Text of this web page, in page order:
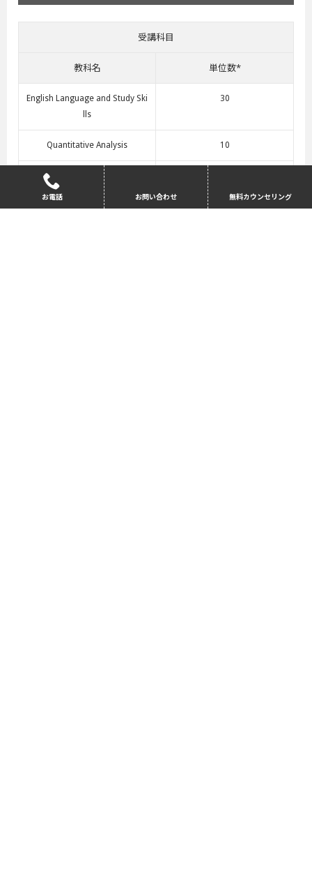
受講科目
教科名 単位数*
English Language and Study Ski
lls
30
Quantitative Analysis 10
Applied Research Skills
Global Issues and Developmen
お電話 お問い合わせ 無料カウンセリング